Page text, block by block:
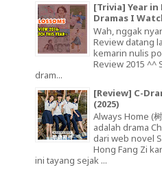
[Trivia] Year in
Dramas I
Wah, nggak
Review datang
kemarin nulis
Review 2015 ^^
dram...
[Review] C-
(2025)
Always Home (
adalah drama
dari web novel
Hong Fang Zi
ini tayang sejak ...